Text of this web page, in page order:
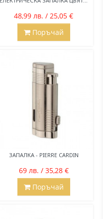
48,99 лв. / 25,05 €
Поръчай
ЗАПАЛКА - PIERRE CARDIN
69 лв. / 35,28 €
Поръчай